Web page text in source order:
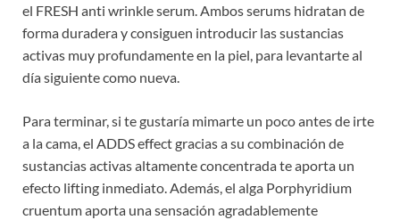
el FRESH anti wrinkle serum. Ambos serums hidratan de
forma duradera y consiguen introducir las sustancias
activas muy profundamente en la piel, para levantarte al
día siguiente como nueva.
Para terminar, si te gustaría mimarte un poco antes de irte
a la cama, el ADDS effect gracias a su combinación de
sustancias activas altamente concentrada te aporta un
efecto lifting inmediato. Además, el alga Porphyridium
cruentum aporta una sensación agradablemente